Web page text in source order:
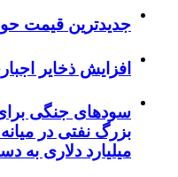
جدیدترین قیمت
افزایش ذخایر
سودهای جنگی
میلیارد دلاری به